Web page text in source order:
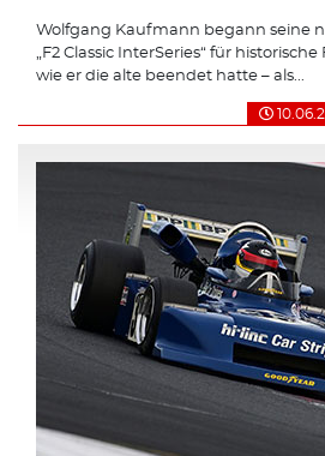
Wolfgang Kaufmann begann seine
„F2 Classic InterSeries“ für
wie er die alte beendet hatte – als...